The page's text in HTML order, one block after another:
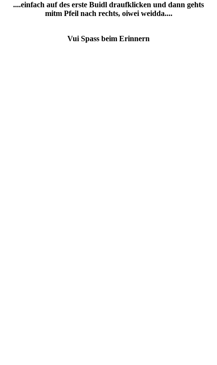
....einfach auf des erste Buidl draufklicken und dann gehts
mitm Pfeil nach rechts, oiwei weidda....
Vui Spass beim Erinnern